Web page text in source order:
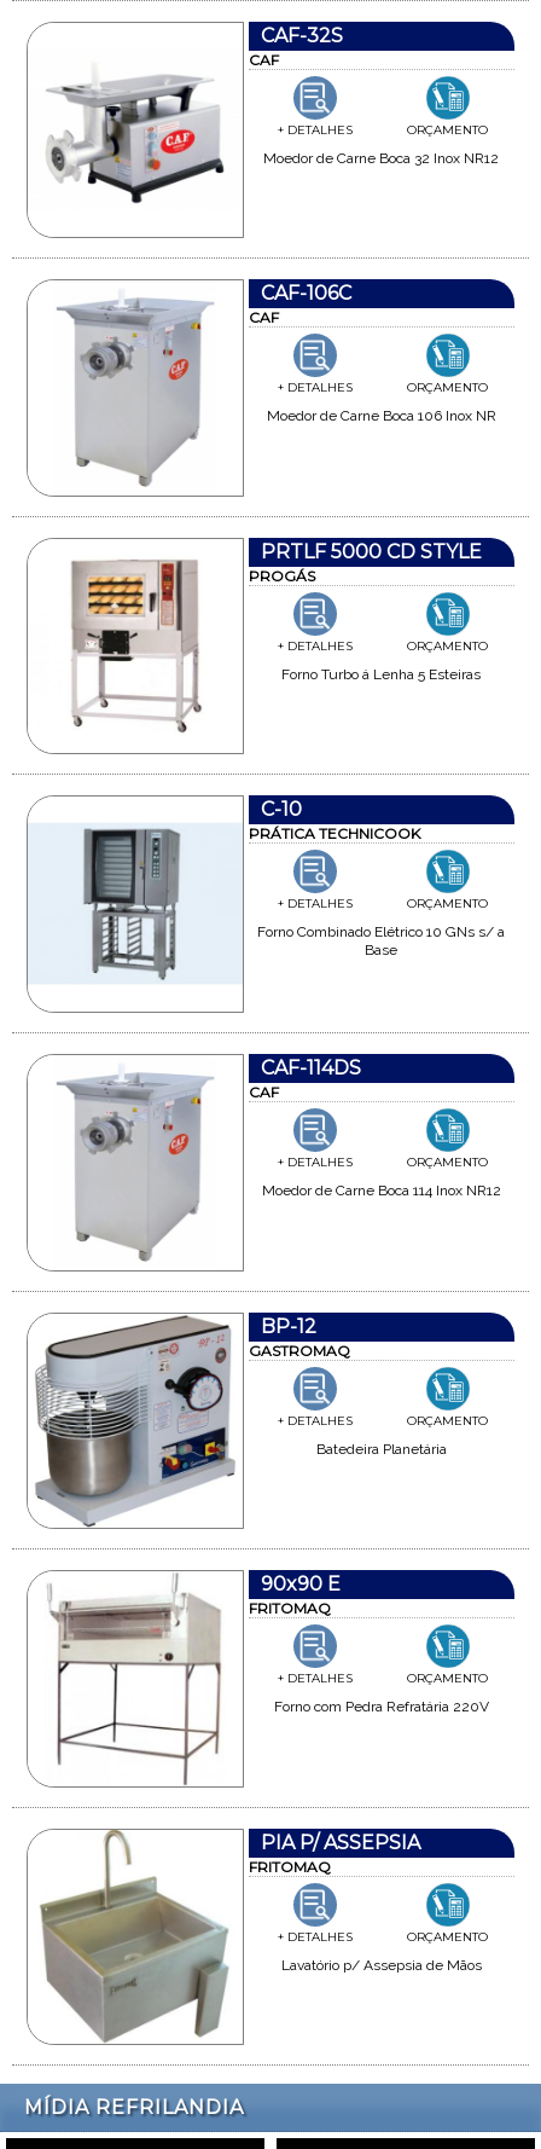
CAF-32S
CAF
+ DETALHES ORÇAMENTO
Moedor de Carne Boca 32 Inox NR12
CAF-106C
CAF
+ DETALHES ORÇAMENTO
Moedor de Carne Boca 106 Inox NR
PRTLF 5000 CD STYLE
PROGÁS
+ DETALHES ORÇAMENTO
Forno Turbo á Lenha 5 Esteiras
C-10
PRÁTICA TECHNICOOK
+ DETALHES ORÇAMENTO
Forno Combinado Elétrico 10 GNs s/ a
Base
CAF-114DS
CAF
+ DETALHES ORÇAMENTO
Moedor de Carne Boca 114 Inox NR12
BP-12
GASTROMAQ
+ DETALHES ORÇAMENTO
Batedeira Planetária
90x90 E
FRITOMAQ
+ DETALHES ORÇAMENTO
Forno com Pedra Refratária 220V
PIA P/ ASSEPSIA
FRITOMAQ
+ DETALHES ORÇAMENTO
Lavatório p/ Assepsia de Mãos
MÍDIA REFRILANDIA